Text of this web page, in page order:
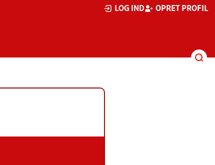
LOG IND OPRET PROFIL